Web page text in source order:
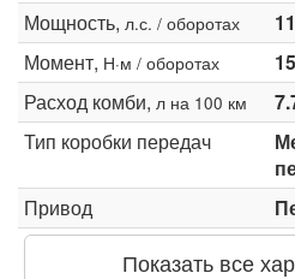
Мощность, л.с. / оборотах
Момент, Н·м / оборотах
Расход комби, л на 100 км
Тип коробки передач
Привод
Показать все